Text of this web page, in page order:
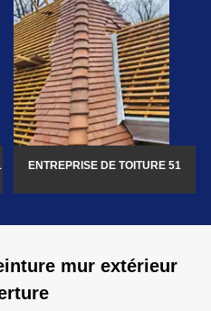
ENTREPRISE DE TOITURE 51
mur extérieur